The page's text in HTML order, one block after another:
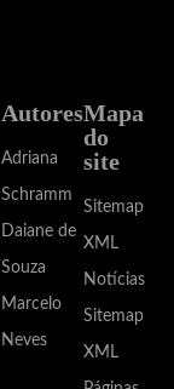
Autores
Adriana
Schramm
Daiane de
Souza
Marcelo
Neves
Mapa
do
site
Sitemap
XML
Notícias
Sitemap
XML